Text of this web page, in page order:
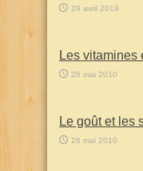
29 avril 2019
Les vitamines
26 mai 2010
Le goût et les
26 mai 2010